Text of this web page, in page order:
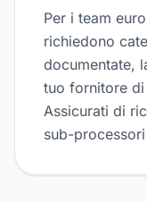
Per i team
richiedono
documentate,
tuo fornitore
Assicurati di
sub-